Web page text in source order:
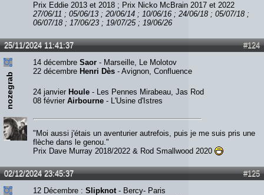
Prix Eddie 2013 et 2018 ; Prix Nicko McBrain 2017 et 2022
27/06/11 ; 05/06/13 ; 20/06/14 ; 10/06/16 ; 24/06/18 ; 05/07/18 ;
06/07/18 ; 17/06/23 ; 19/07/25 ; 19/06/26
#124
25/11/2024 11:41:37
nozegrab
14 décembre Saor - Marseille, Le Molotov
22 décembre Henri Dès - Avignon, Confluence
24 janvier Houle - Les Pennes Mirabeau, Jas Rod
08 février Airbourne - L'Usine d'Istres
"Moi aussi j'étais un aventurier autrefois, puis je me suis pris une
flèche dans le genou."
Prix Dave Murray 2018/2022 & Rod Smallwood 2020
#125
02/12/2024 23:45:37
12 Décembre : Slipknot - Bercy- Paris